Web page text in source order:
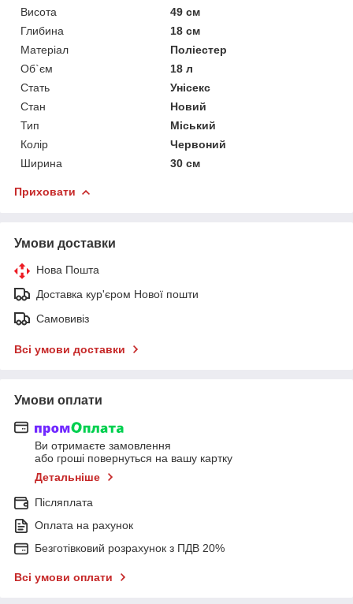
Висота
49 см
Глибина
18 см
Матеріал
Поліестер
Об`єм
18 л
Стать
Унісекс
Стан
Новий
Тип
Міський
Колір
Червоний
Ширина
30 см
Приховати
Умови доставки
Нова Пошта
Доставка кур'єром Нової пошти
Самовивіз
Всі умови доставки
Умови оплати
Ви отримаєте замовлення
або гроші повернуться на вашу картку
Детальніше
Післяплата
Оплата на рахунок
Безготівковий розрахунок з ПДВ 20%
Всі умови оплати